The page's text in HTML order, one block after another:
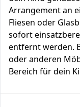
Arrangement an
Fliesen oder
sofort
entfernt werden.
oder anderen
Bereich für dein